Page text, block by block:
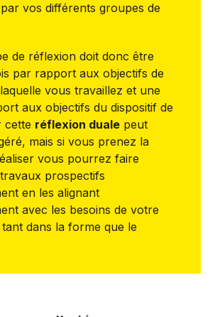
vos différents groupes de
de réflexion doit donc être
par rapport aux objectifs de
vous travaillez et une
aux objectifs du dispositif de
cette réflexion duale peut
mais si vous prenez la
vous pourrez faire
prospectifs
en les alignant
avec les besoins de votre
dans la forme que le